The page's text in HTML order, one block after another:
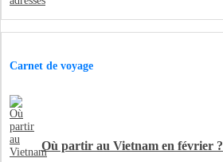
Carnet de voyage
Où partir au Vietnam en février ?